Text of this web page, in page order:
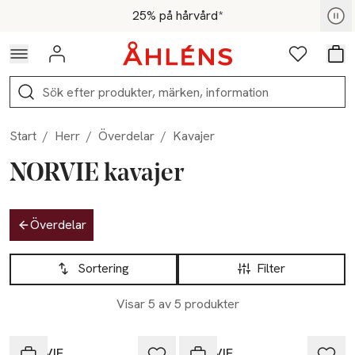
Hoppa till navigationsmenyn25% på hårvård*
För medlemmar - Shoppa nu
Logga in Favoriter
Sök
Start / Herr / Överdelar / Kavajer
NORVIE kavajer
Hoppa till produktsidan
Överdelar
Hoppa till produktsidan
Filter
Sortering
Visar 5 av 5 produkter
Lista över produkter